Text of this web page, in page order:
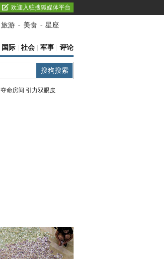
欢迎入驻搜狐媒体平台
旅游 - 美食 - 星座
国际 社会 军事 评论
夺命房间 引力双眼皮